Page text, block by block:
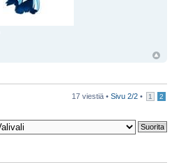
17 viestiä • Sivu 2/2 • 1 2